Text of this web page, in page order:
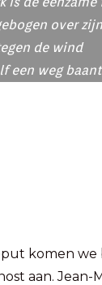
over
de wind
een weg
komen we
aan. Jean-